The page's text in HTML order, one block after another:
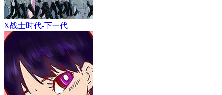
X战士时代-下一代